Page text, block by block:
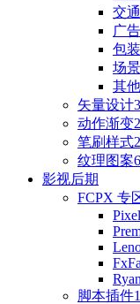
交
广
包
场
其他
矢量设计
动作渐变
笔刷样式
纹理图案
影视后期
FCPX 专
脚本插件